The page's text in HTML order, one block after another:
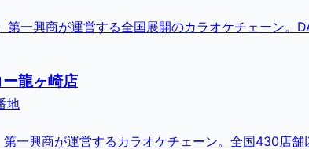
第一興商が運営する全国展開のカラオケチェーン。
龍ヶ崎店
地
一興商が運営するカラオケチェーン。全国430店